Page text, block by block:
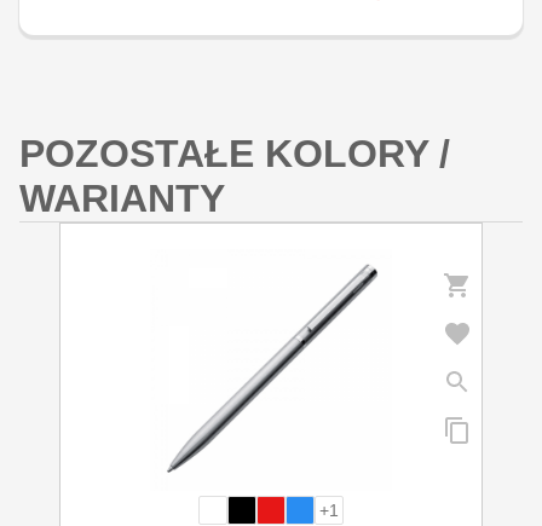
POZOSTAŁE KOLORY /
WARIANTY
+1